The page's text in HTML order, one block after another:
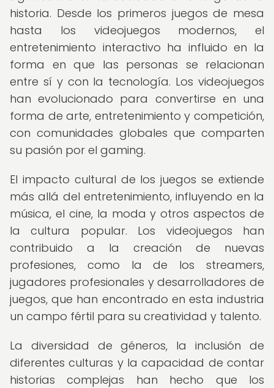
historia. Desde los primeros juegos de mesa
hasta los videojuegos modernos, el
entretenimiento interactivo ha influido en la
forma en que las personas se relacionan
entre sí y con la tecnología. Los videojuegos
han evolucionado para convertirse en una
forma de arte, entretenimiento y competición,
con comunidades globales que comparten
su pasión por el gaming.
El impacto cultural de los juegos se extiende
más allá del entretenimiento, influyendo en la
música, el cine, la moda y otros aspectos de
la cultura popular. Los videojuegos han
contribuido a la creación de nuevas
profesiones, como la de los streamers,
jugadores profesionales y desarrolladores de
juegos, que han encontrado en esta industria
un campo fértil para su creatividad y talento.
La diversidad de géneros, la inclusión de
diferentes culturas y la capacidad de contar
historias complejas han hecho que los